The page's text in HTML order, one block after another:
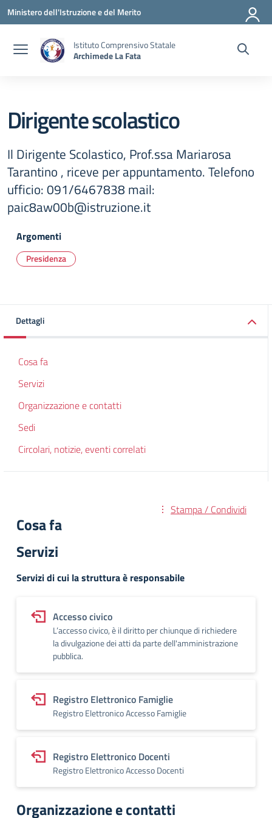
Vai ai contenuti
Vai al menu di navigazione
Vai al footer
Ministero dell'Istruzione e del Merito
Istituto Comprensivo Statale
Archimede La Fata
Dirigente scolastico
Il Dirigente Scolastico, Prof.ssa Mariarosa
Tarantino , riceve per appuntamento. Telefono
ufficio: 091/6467838 mail:
paic8aw00b@istruzione.it
Argomenti
Presidenza
Dettagli
Cosa fa
Servizi
Organizzazione e contatti
Sedi
Circolari, notizie, eventi correlati
Stampa / Condividi
Cosa fa
Servizi
Servizi di cui la struttura è responsabile
Accesso civico
L’accesso civico, è il diritto per chiunque di richiedere
la divulgazione dei atti da parte dell'amministrazione
pubblica.
Registro Elettronico Famiglie
Registro Elettronico Accesso Famiglie
Registro Elettronico Docenti
Registro Elettronico Accesso Docenti
Organizzazione e contatti